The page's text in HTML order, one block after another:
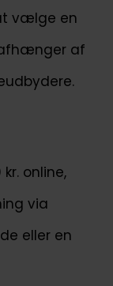
vælge en
afhænger af
online,
via
eller en